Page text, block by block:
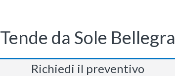
Tende da Sole Bellegra
Richiedi il preventivo